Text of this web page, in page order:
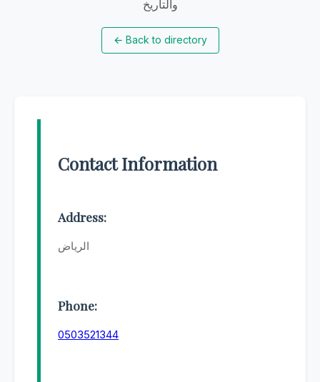
← Back to directory
Contact Information
Address:
الرياض
Phone:
0503521344